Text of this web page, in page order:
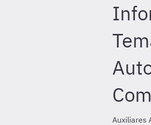
Auxiliares